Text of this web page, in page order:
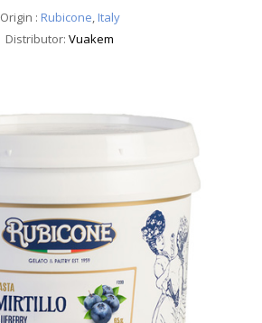
Origin : Rubicone, Italy
Distributor: Vuakem